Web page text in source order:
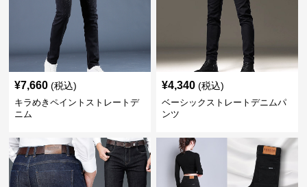
¥7,660 (税込)
キラめきペイントストレートデ
ニム
¥4,340 (税込)
ベーシックストレートデニムパ
ンツ